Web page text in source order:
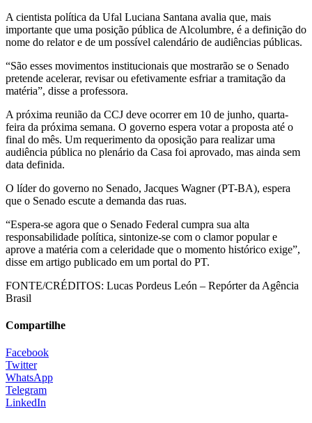
A cientista política da Ufal Luciana Santana avalia que, mais
importante que uma posição pública de Alcolumbre, é a definição do
nome do relator e de um possível calendário de audiências públicas.
“São esses movimentos institucionais que mostrarão se o Senado
pretende acelerar, revisar ou efetivamente esfriar a tramitação da
matéria”, disse a professora.
A próxima reunião da CCJ deve ocorrer em 10 de junho, quarta-
feira da próxima semana. O governo espera votar a proposta até o
final do mês. Um requerimento da oposição para realizar uma
audiência pública no plenário da Casa foi aprovado, mas ainda sem
data definida.
O líder do governo no Senado, Jacques Wagner (PT-BA), espera
que o Senado escute a demanda das ruas.
“Espera-se agora que o Senado Federal cumpra sua alta
responsabilidade política, sintonize-se com o clamor popular e
aprove a matéria com a celeridade que o momento histórico exige”,
disse em artigo publicado em um portal do PT.
FONTE/CRÉDITOS: Lucas Pordeus León – Repórter da Agência
Brasil
Compartilhe
Facebook
Twitter
WhatsApp
Telegram
LinkedIn